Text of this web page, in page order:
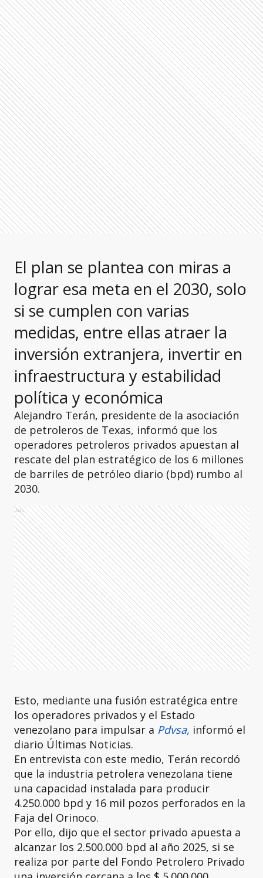
El plan se plantea con miras a
lograr esa meta en el 2030, solo
si se cumplen con varias
medidas, entre ellas atraer la
inversión extranjera, invertir en
infraestructura y estabilidad
política y económica
Alejandro Terán, presidente de la asociación
de petroleros de Texas, informó que los
operadores petroleros privados apuestan al
rescate del plan estratégico de los 6 millones
de barriles de petróleo diario (bpd) rumbo al
2030.
Ads
Esto, mediante una fusión estratégica entre
los operadores privados y el Estado
venezolano para impulsar a Pdvsa, informó el
diario Últimas Noticias.
En entrevista con este medio, Terán recordó
que la industria petrolera venezolana tiene
una capacidad instalada para producir
4.250.000 bpd y 16 mil pozos perforados en la
Faja del Orinoco.
Por ello, dijo que el sector privado apuesta a
alcanzar los 2.500.000 bpd al año 2025, si se
realiza por parte del Fondo Petrolero Privado